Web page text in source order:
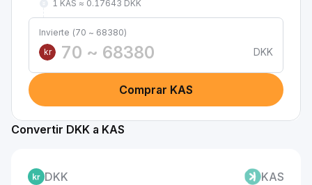
1 KAS ≈ 0.17643 DKK
Invierte (70 ~ 68380)
kr
DKK
Comprar KAS
Convertir DKK a KAS
DKK KAS